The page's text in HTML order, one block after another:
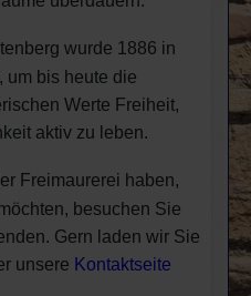
wurde 1886 in
um bis heute die
Werte Freiheit,
aktiv zu leben.
Freimaurerei haben,
besuchen Sie
Gern laden wir Sie
unsere Kontaktseite